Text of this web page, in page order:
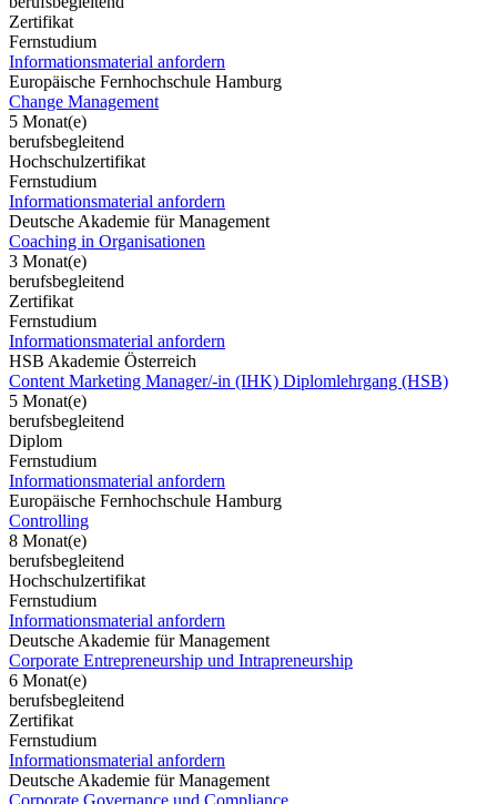
Zertifikat
Fernstudium
Informationsmaterial anfordern
Europäische Fernhochschule Hamburg
Change Management
5 Monat(e)
berufsbegleitend
Hochschulzertifikat
Fernstudium
Informationsmaterial anfordern
Deutsche Akademie für Management
Coaching in Organisationen
3 Monat(e)
berufsbegleitend
Zertifikat
Fernstudium
Informationsmaterial anfordern
HSB Akademie Österreich
Content Marketing Manager/-in (IHK) Diplomlehrgang (HSB)
5 Monat(e)
berufsbegleitend
Diplom
Fernstudium
Informationsmaterial anfordern
Europäische Fernhochschule Hamburg
Controlling
8 Monat(e)
berufsbegleitend
Hochschulzertifikat
Fernstudium
Informationsmaterial anfordern
Deutsche Akademie für Management
Corporate Entrepreneurship und Intrapreneurship
6 Monat(e)
berufsbegleitend
Zertifikat
Fernstudium
Informationsmaterial anfordern
Deutsche Akademie für Management
Corporate Governance und Compliance